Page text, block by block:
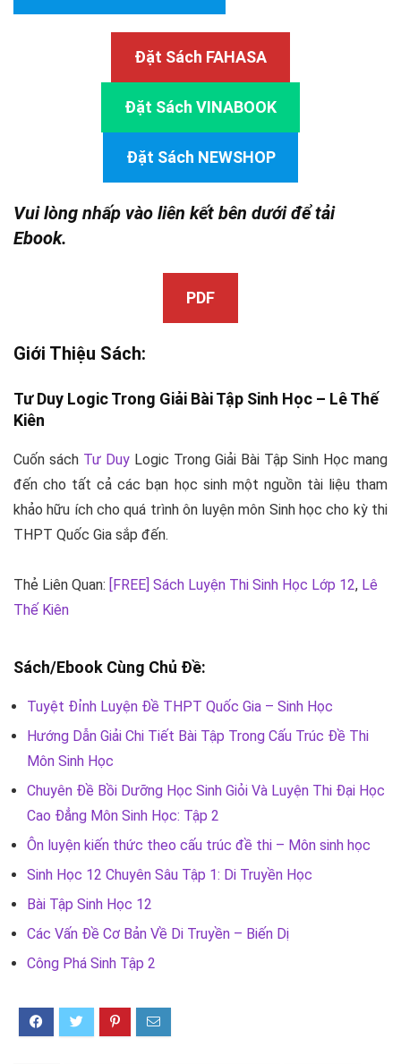
Đặt Sách FAHASA
Đặt Sách VINABOOK
Đặt Sách NEWSHOP
Vui lòng nhấp vào liên kết bên dưới để tải
Ebook.
PDF
Giới Thiệu Sách:
Tư Duy Logic Trong Giải Bài Tập Sinh Học – Lê Thế
Kiên
Cuốn sách Tư Duy Logic Trong Giải Bài Tập Sinh Học mang
đến cho tất cả các bạn học sinh một nguồn tài liệu tham
khảo hữu ích cho quá trình ôn luyện môn Sinh học cho kỳ thi
THPT Quốc Gia sắp đến.
Thẻ Liên Quan: [FREE] Sách Luyện Thi Sinh Học Lớp 12, Lê
Thế Kiên
Sách/Ebook Cùng Chủ Đề:
Tuyệt Đỉnh Luyện Đề THPT Quốc Gia – Sinh Học
Hướng Dẫn Giải Chi Tiết Bài Tập Trong Cấu Trúc Đề Thi
Môn Sinh Học
Chuyên Đề Bồi Dưỡng Học Sinh Giỏi Và Luyện Thi Đại Học
Cao Đẳng Môn Sinh Học: Tập 2
Ôn luyện kiến thức theo cấu trúc đề thi – Môn sinh học
Sinh Học 12 Chuyên Sâu Tập 1: Di Truyền Học
Bài Tập Sinh Học 12
Các Vấn Đề Cơ Bản Về Di Truyền – Biến Dị
Công Phá Sinh Tập 2